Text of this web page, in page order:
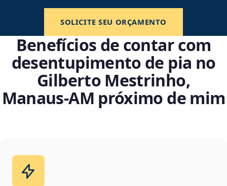
SOLICITE SEU ORÇAMENTO
Benefícios de contar com
desentupimento de pia no
Gilberto Mestrinho,
Manaus‑AM próximo de mim